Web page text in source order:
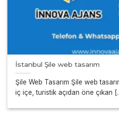
İstanbul Şile web tasarım
Şile Web Tasarım Şile web
iç içe, turistik açıdan öne çıkan